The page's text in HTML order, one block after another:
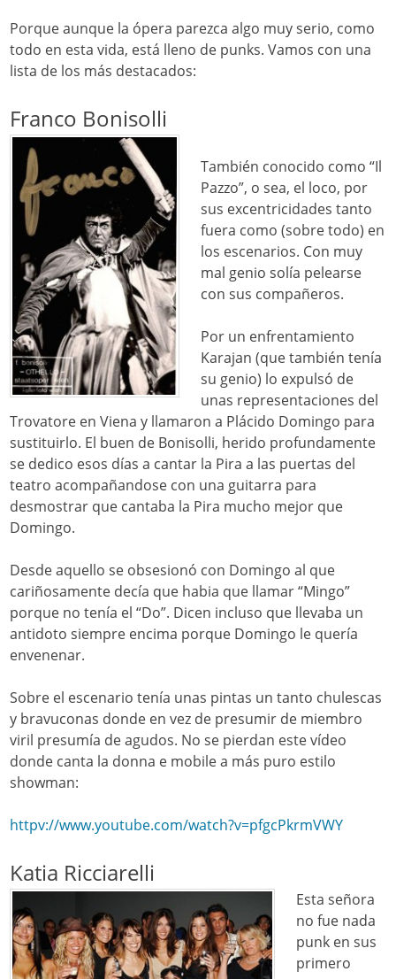
Porque aunque la ópera parezca algo muy serio, como
todo en esta vida, está lleno de punks. Vamos con una
lista de los más destacados:
Franco Bonisolli
También conocido como “Il
Pazzo”, o sea, el loco, por
sus excentricidades tanto
fuera como (sobre todo) en
los escenarios. Con muy
mal genio solía pelearse
con sus compañeros.
Por un enfrentamiento
Karajan (que también tenía
su genio) lo expulsó de
unas representaciones del
Trovatore en Viena y llamaron a Plácido Domingo para
sustituirlo. El buen de Bonisolli, herido profundamente
se dedico esos días a cantar la Pira a las puertas del
teatro acompañandose con una guitarra para
desmostrar que cantaba la Pira mucho mejor que
Domingo.
Desde aquello se obsesionó con Domingo al que
cariñosamente decía que habia que llamar “Mingo”
porque no tenía el “Do”. Dicen incluso que llevaba un
antidoto siempre encima porque Domingo le quería
envenenar.
Sobre el escenario tenía unas pintas un tanto chulescas
y bravuconas donde en vez de presumir de miembro
viril presumía de agudos. No se pierdan este vídeo
donde canta la donna e mobile a más puro estilo
showman:
httpv://www.youtube.com/watch?v=pfgcPkrmVWY
Katia Ricciarelli
Esta señora
no fue nada
punk en sus
primero